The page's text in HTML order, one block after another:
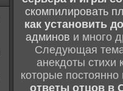
скомпилировать
как установить
админов и много
Следующая
анекдоты
которые
ответы отцов в